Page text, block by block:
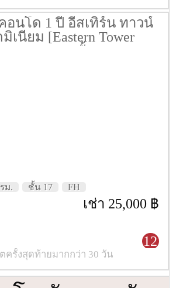
อนโด 1 ปี อีสเทิร์น ทาวน์
เนียม [Eastern Tower
102 ตรม. ชั้น 17
ม. ชั้น 17 FH
เช่า 25,000 ฿
12
ครั้งสุดท้ายมากกว่า 30 วัน